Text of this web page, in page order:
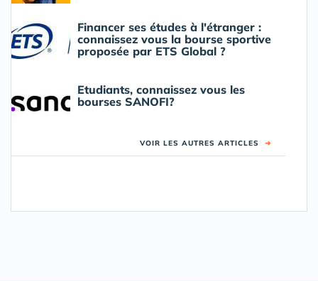
Financer ses études à l'étranger :
connaissez vous la bourse sportive
proposée par ETS Global ?
Etudiants, connaissez vous les
bourses SANOFI?
VOIR LES AUTRES ARTICLES ➜